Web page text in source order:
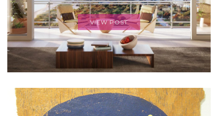
VIEW POST